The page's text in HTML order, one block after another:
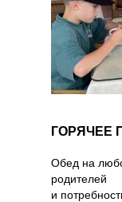
ГОРЯЧЕЕ
Обед на
родителей
и